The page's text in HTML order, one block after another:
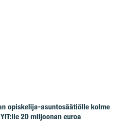
opiskelija-asuntosäätiölle kolme
20 miljoonan euroa